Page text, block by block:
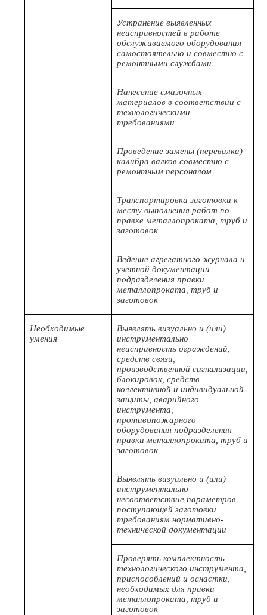
Устранение выявленных
неисправностей в работе
обслуживаемого оборудования
самостоятельно и совместно с
ремонтными службами
Нанесение смазочных
материалов в соответствии с
технологическими
требованиями
Проведение замены (перевалка)
калибра валков совместно с
ремонтным персоналом
Транспортировка заготовки к
месту выполнения работ по
правке металлопроката, труб и
заготовок
Ведение агрегатного журнала и
учетной документации
подразделения правки
металлопроката, труб и
заготовок
Необходимые
умения
Выявлять визуально и (или)
инструментально
неисправность ограждений,
средств связи,
производственной сигнализации,
блокировок, средств
коллективной и индивидуальной
защиты, аварийного
инструмента,
противопожарного
оборудования подразделения
правки металлопроката, труб и
заготовок
Выявлять визуально и (или)
инструментально
несоответствие параметров
поступающей заготовки
требованиям нормативно-
технической документации
Проверять комплектность
технологического инструмента,
приспособлений и оснастки,
необходимых для правки
металлопроката, труб и
заготовок